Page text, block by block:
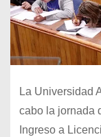
La Universidad
cabo la jornada
Ingreso a